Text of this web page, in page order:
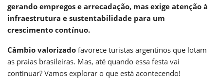
gerando empregos e arrecadação, mas exige atenção à
infraestrutura e sustentabilidade para um
crescimento contínuo.
Câmbio valorizado favorece turistas argentinos que lotam
as praias brasileiras. Mas, até quando essa festa vai
continuar? Vamos explorar o que está acontecendo!